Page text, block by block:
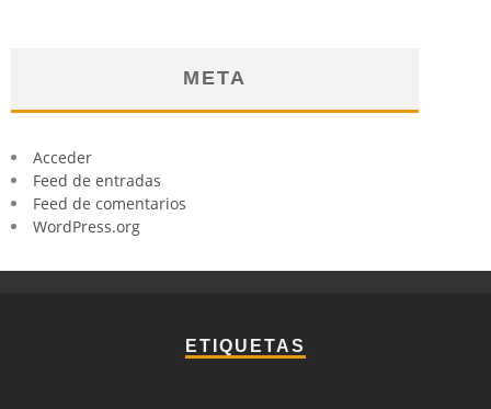
META
Acceder
Feed de entradas
Feed de comentarios
WordPress.org
ETIQUETAS